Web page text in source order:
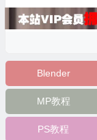
Blender
MP教程
PS教程